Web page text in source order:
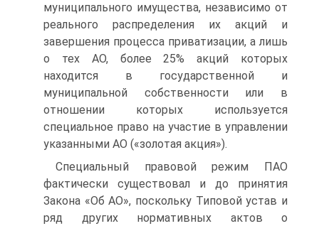
муниципального имущества, независимо от
реального распределения их акций и
завершения процесса приватизации, а лишь
о тех АО, более 25% акций которых
находится в государственной и
муниципальной собственности или в
отношении которых используется
специальное право на участие в управлении
указанными АО («золотая акция»).
Специальный правовой режим ПАО
фактически существовал и до принятия
Закона «Об АО», поскольку Типовой устав и
ряд других нормативных актов о